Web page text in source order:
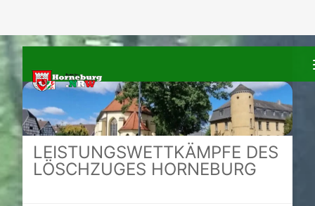
Zum Inhalt springen
LEISTUNGSWETTKÄMPFE DES
LÖSCHZUGES HORNEBURG